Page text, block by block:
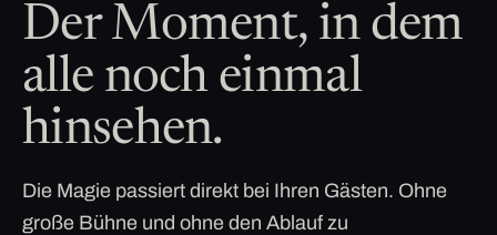
Der Moment, in dem
alle noch einmal
hinsehen.
Die Magie passiert direkt bei Ihren Gästen. Ohne
große Bühne und ohne den Ablauf zu